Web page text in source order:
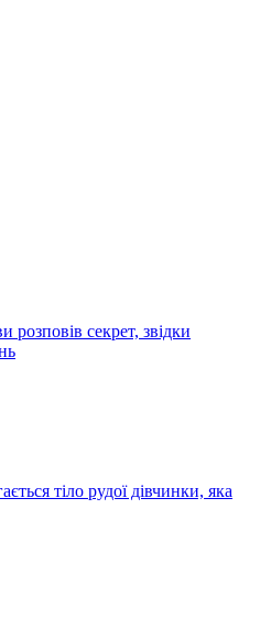
розповів секрет, звідки
тіло рудої дівчинки, яка